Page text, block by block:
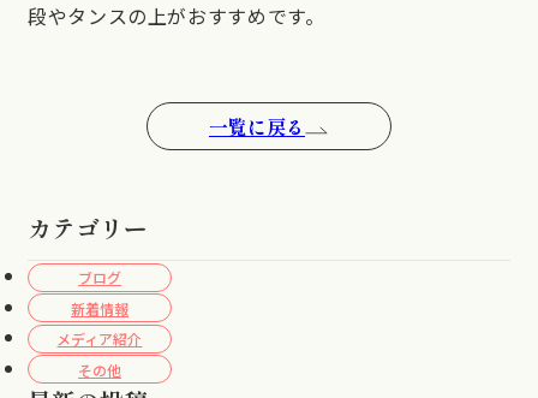
カテゴリー
ブログ
新着情報
メディア紹介
その他
段やタンスの上がおすすめです。
一覧に戻る